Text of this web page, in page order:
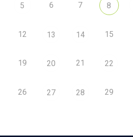
5 6 7 8
12 13 14 15
19 20 21 22
26 27 28 29